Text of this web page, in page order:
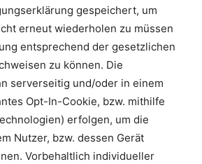
gespeichert, um
erneut wiederholen zu müssen
entsprechend der gesetzlichen
zu können. Die
serverseitig und/oder in einem
Opt-In-Cookie, bzw. mithilfe
erfolgen, um die
Nutzer, bzw. dessen Gerät
Vorbehaltlich individueller